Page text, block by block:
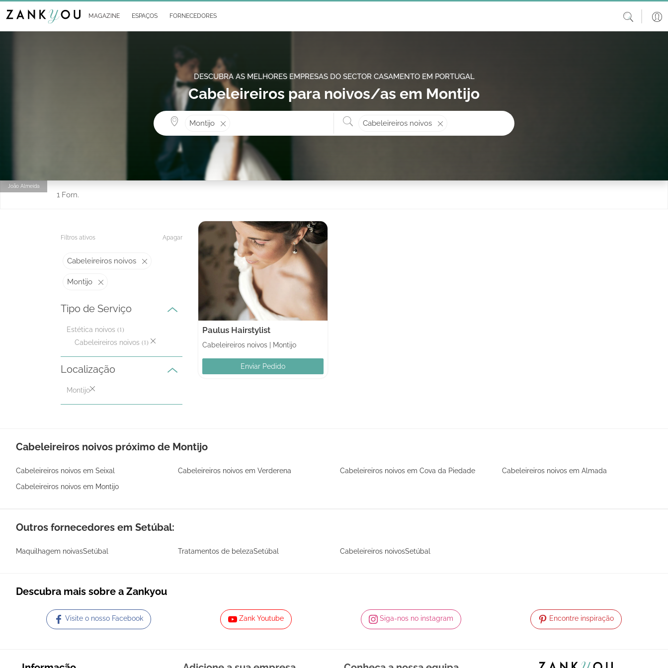
MAGAZINE ESPAÇOS FORNECEDORES
DESCUBRA AS MELHORES EMPRESAS DO SECTOR CASAMENTO EM PORTUGAL
Cabeleireiros para noivos/as em Montijo
Montijo Cabeleireiros noivos
João Almeida
1 Forn.
Filtros ativos Apagar
Cabeleireiros noivos
Montijo
Tipo de Serviço
Estética noivos (1)
Cabeleireiros noivos (1)
Localização
Montijo
Paulus Hairstylist
Cabeleireiros noivos Montijo
Enviar Pedido
Cabeleireiros noivos próximo de Montijo
Cabeleireiros noivos em Seixal Cabeleireiros noivos em Verderena Cabeleireiros noivos em Cova da Piedade
Cabeleireiros noivos em Almada
Cabeleireiros noivos em Montijo
Outros fornecedores em Setúbal:
Maquilhagem noivasSetúbal Tratamentos de belezaSetúbal Cabeleireiros noivosSetúbal
Descubra mais sobre a Zankyou
Visite o nosso Facebook Zank Youtube Siga-nos no instagram Encontre inspiração